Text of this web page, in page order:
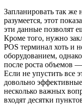
Запланировать так же
разумеется, этот
эти данные позволят
Кроме того, нужно
POS терминал хоть и
оборудованием,
после роста объемов
Если не упустить все
довольно
несколько важных
входят десятки